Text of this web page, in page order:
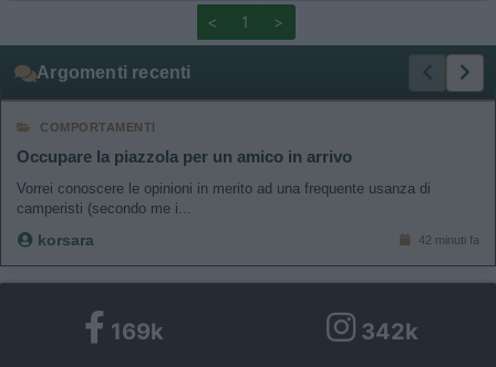
< 1 >
Argomenti recenti
COMPORTAMENTI
Occupare la piazzola per un amico in arrivo
Vorrei conoscere le opinioni in merito ad una frequente usanza di
camperisti (secondo me i...
korsara 42 minuti fa
169k 342k